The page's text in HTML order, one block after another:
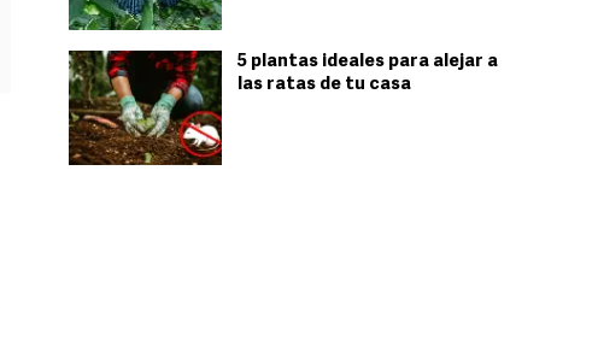
5 plantas ideales para alejar a
las ratas de tu casa